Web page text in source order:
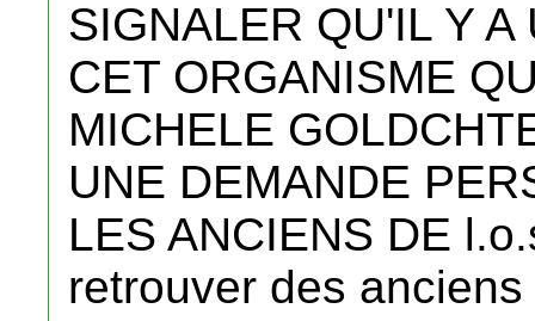
SIGNALER QU'IL Y
CET ORGANISME
MICHELE
UNE DEMANDE
LES ANCIENS DE
retrouver des